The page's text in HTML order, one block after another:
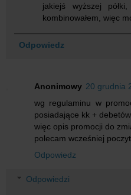
jakiejś wyższej
kombinowałem, więc
Odpowiedz
Anonimowy 20 grudnia
wg regulaminu w
posiadające kk +
więc opis promocji do
polecam wcześniej
Odpowiedz
Odpowiedzi